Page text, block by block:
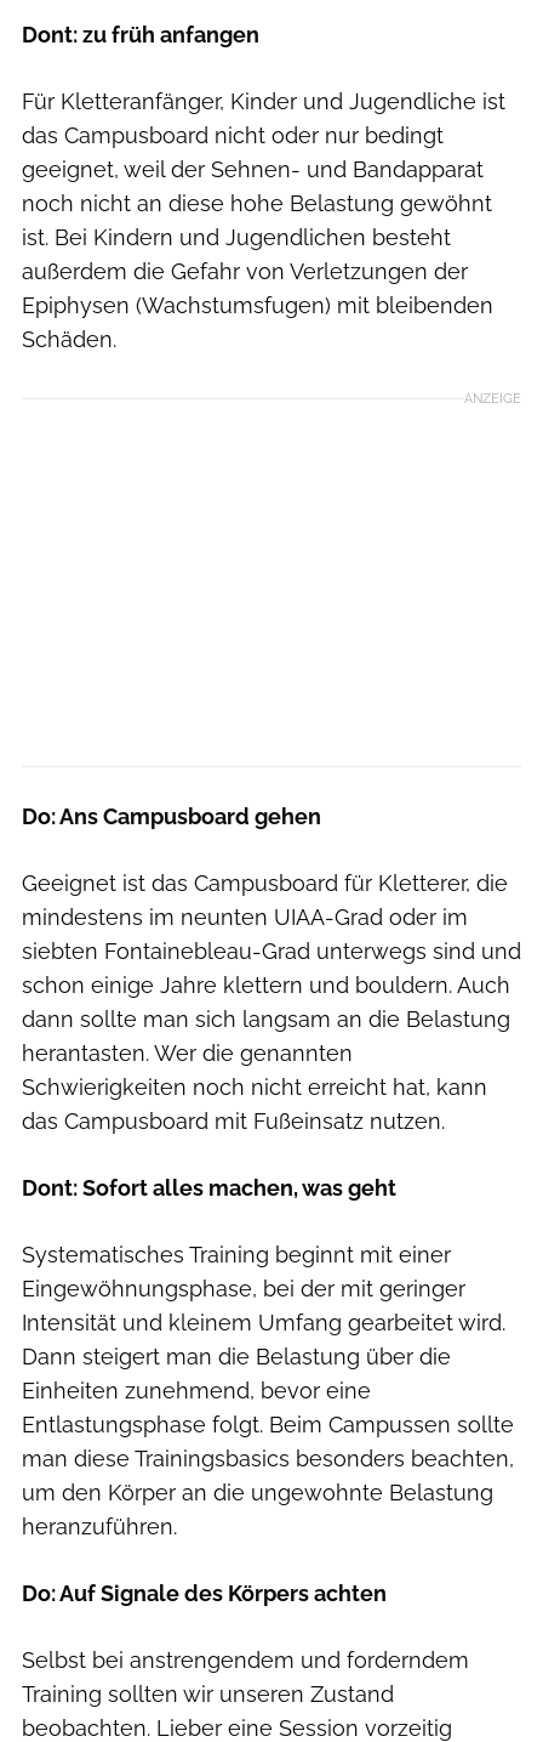
Dont: zu früh anfangen
Für Kletteranfänger, Kinder und Jugendliche ist
das Campusboard nicht oder nur bedingt
geeignet, weil der Sehnen- und Bandapparat
noch nicht an diese hohe Belastung gewöhnt
ist. Bei Kindern und Jugendlichen besteht
außerdem die Gefahr von Verletzungen der
Epiphysen (Wachstumsfugen) mit bleibenden
Schäden.
ANZEIGE
Do: Ans Campusboard gehen
Geeignet ist das Campusboard für Kletterer, die
mindestens im neunten UIAA-Grad oder im
siebten Fontainebleau-Grad unterwegs sind und
schon einige Jahre klettern und bouldern. Auch
dann sollte man sich langsam an die Belastung
herantasten. Wer die genannten
Schwierigkeiten noch nicht erreicht hat, kann
das Campusboard mit Fußeinsatz nutzen.
Dont: Sofort alles machen, was geht
Systematisches Training beginnt mit einer
Eingewöhnungsphase, bei der mit geringer
Intensität und kleinem Umfang gearbeitet wird.
Dann steigert man die Belastung über die
Einheiten zunehmend, bevor eine
Entlastungsphase folgt. Beim Campussen sollte
man diese Trainingsbasics besonders beachten,
um den Körper an die ungewohnte Belastung
heranzuführen.
Do: Auf Signale des Körpers achten
Selbst bei anstrengendem und forderndem
Training sollten wir unseren Zustand
beobachten. Lieber eine Session vorzeitig